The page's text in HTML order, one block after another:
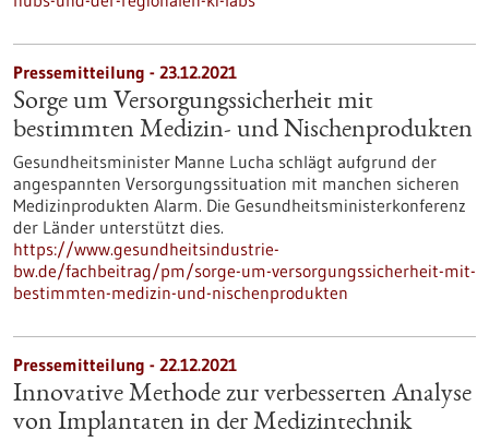
Pressemitteilung - 23.12.2021
Sorge um Versorgungssicherheit mit
bestimmten Medizin- und Nischenprodukten
Gesundheitsminister Manne Lucha schlägt aufgrund der
angespannten Versorgungssituation mit manchen sicheren
Medizinprodukten Alarm. Die Gesundheitsministerkonferenz
der Länder unterstützt dies.
https://www.gesundheitsindustrie-
bw.de/fachbeitrag/pm/sorge-um-versorgungssicherheit-mit-
bestimmten-medizin-und-nischenprodukten
Pressemitteilung - 22.12.2021
Innovative Methode zur verbesserten Analyse
von Implantaten in der Medizintechnik